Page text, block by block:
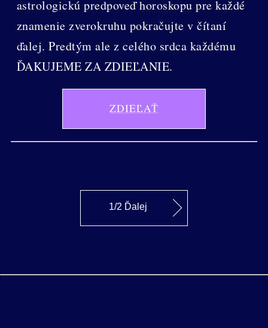
astrologickú predpoveď horoskopu pre každé
znamenie zverokruhu pokračujte v čítaní
ďalej. Predtým ale z celého srdca každému
ĎAKUJEME ZA ZDIEĽANIE.
ZDIEĽAŤ
1/2 Ďalej